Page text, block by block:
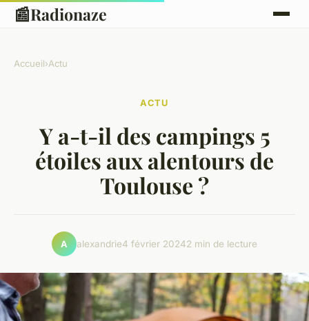
📰Radionaze
Accueil›Actu
ACTU
Y a-t-il des campings 5
étoiles aux alentours de
Toulouse ?
A alexandrie4 février 20242 min de lecture